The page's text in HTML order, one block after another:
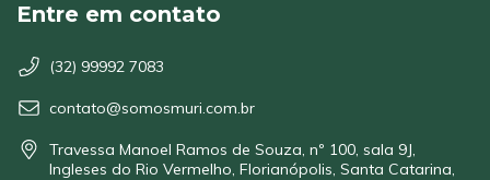
Entre em contato
(32) 99992 7083
contato@somosmuri.com.br
Travessa Manoel Ramos de Souza, nº 100, sala 9J,
Ingleses do Rio Vermelho, Florianópolis, Santa Catarina,